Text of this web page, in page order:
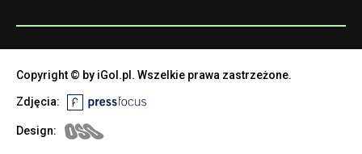
Copyright © by iGol.pl. Wszelkie prawa zastrzeżone.
Zdjęcia:
Design: